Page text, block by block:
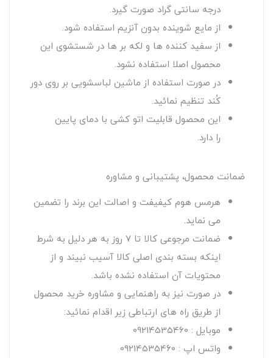
درجه سانتی گراد صورت گیرد.
از مایع شوینده بدون آنزیم استفاده شود.
از سفید کننده ها و لکه بر ها در شستشوی این
محصول اصلا استفاده نشود.
در صورت استفاده از ماشین لباسشویی بر روی دور
کُند تنظیم نمائید.
این محصول قابلیت اتو کشی با دمای پایین
را دارد.
ضمانت محصول، پشتیبانی و مشاوره
هرمس هوم کیفیفت و اصالت این برند را تضمین
می نماید.
ضمانت مرجوعی کالا تا 7 روز به هر دلیل به شرط
اینکه بسته بندی اصلی کالا آسیب نبیند و از
محتویات آن استفاده نشده باشد.
در صورت نیز به راهنمایی و مشاوره خرید محصول
از طریق راه های ارتباطی زیر اقدام نمائید:
موبایل : 09214535460
واتس اپ : 09214535460